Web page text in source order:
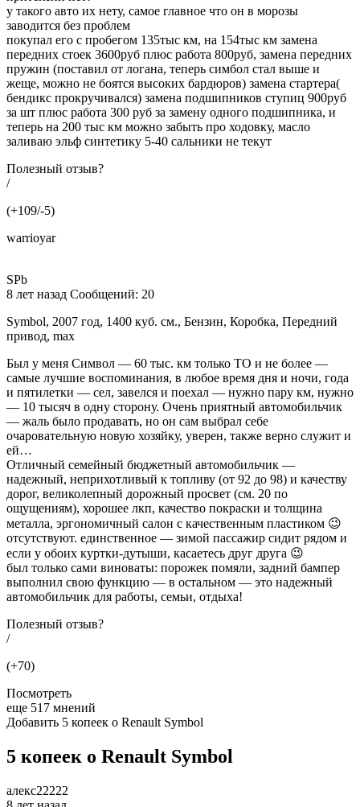
у такого авто их нету, самое главное что он в морозы
заводится без проблем
покупал его с пробегом 135тыс км, на 154тыс км замена
передних стоек 3600руб плюс работа 800руб, замена передних
пружин (поставил от логана, теперь симбол стал выше и
жеще, можно не боятся высоких бардюров) замена стартера(
бендикс прокручивался) замена подшипников ступиц 900руб
за шт плюс работа 300 руб за замену одного подшипника, и
теперь на 200 тыс км можно забыть про ходовку, масло
заливаю эльф синтетику 5-40 сальники не текут
Полезный отзыв?
/
(+109/-5)
warrioyar
SPb
8 лет назад Сообщений: 20
Symbol, 2007 год, 1400 куб. см., Бензин, Коробка, Передний
привод, max
Был у меня Символ — 60 тыс. км только ТО и не более —
самые лучшие воспоминания, в любое время дня и ночи, года
и пятилетки — сел, завелся и поехал — нужно пару км, нужно
— 10 тысяч в одну сторону. Очень приятный автомобильчик
— жаль было продавать, но он сам выбрал себе
очаровательную новую хозяйку, уверен, также верно служит и
ей…
Отличный семейный бюджетный автомобильчик —
надежный, неприхотливый к топливу (от 92 до 98) и качеству
дорог, великолепный дорожный просвет (см. 20 по
ощущениям), хорошее лкп, качество покраски и толщина
металла, эргономичный салон с качественным пластиком 😉
отсутствуют. единственное — зимой пассажир сидит рядом и
если у обоих куртки-дутыши, касаетесь друг друга 😉
был только сами виноваты: порожек помяли, задний бампер
выполнил свою функцию — в остальном — это надежный
автомобильчик для работы, семьи, отдыха!
Полезный отзыв?
/
(+70)
Посмотреть
еще 517 мнений
Добавить 5 копеек о Renault Symbol
5 копеек о Renault Symbol
алекс22222